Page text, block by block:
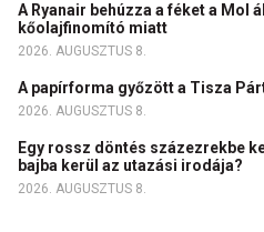
A Ryanair behúzza a féket a Mol
kőolajfinomító miatt
2026. AUGUSZTUS 8.
A papírforma győzött a Tisza
2026. AUGUSZTUS 8.
Egy rossz döntés százezrekbe
bajba kerül az utazási irodája?
2026. AUGUSZTUS 8.